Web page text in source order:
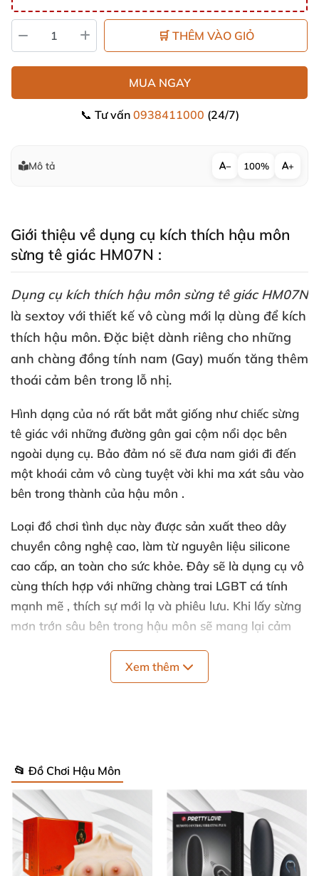
🛒 THÊM VÀO GIỎ
MUA NGAY
📞 Tư vấn 0938411000 (24/7)
Mô tả − 100% +
Giới thiệu về dụng cụ kích thích hậu môn
sừng tê giác HM07N :
Dụng cụ kích thích hậu môn sừng tê giác HM07N
là sextoy với thiết kế vô cùng mới lạ dùng để kích
thích hậu môn. Đặc biệt dành riêng cho những
anh chàng đồng tính nam (Gay) muốn tăng thêm
thoái cảm bên trong lỗ nhị.
Hình dạng của nó rất bắt mắt giống như chiếc sừng
tê giác với những đường gân gai cộm nổi dọc bên
ngoài dụng cụ. Bảo đảm nó sẽ đưa nam giới đi đến
một khoái cảm vô cùng tuyệt vời khi ma xát sâu vào
bên trong thành của hậu môn .
Loại đồ chơi tình dục này được sản xuất theo dây
chuyền công nghệ cao, làm từ nguyên liệu silicone
cao cấp, an toàn cho sức khỏe. Đây sẽ là dụng cụ vô
cùng thích hợp với những chàng trai LGBT cá tính
mạnh mẽ , thích sự mới lạ và phiêu lưu. Khi lấy sừng
mơn trớn sâu bên trong hậu môn sẽ mang lại cảm
không bao giờ muốn dừng lại.
Mã sản phẩm: HM07N.
Thể loại: Đồ chơi đồng tính , kích thích hậu môn,các
chàng trai LGBT .
Tính năng: Mát xa kích thích hậu môn
, giải tỏa sinh
Xem thêm
📂 Đồ Chơi Hậu Môn